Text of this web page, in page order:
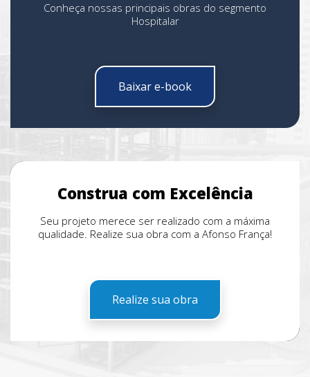
Conheça nossas principais obras do segmento
Hospitalar
Baixar e-book
Construa com Excelência
Seu projeto merece ser realizado com a máxima
qualidade. Realize sua obra com a Afonso França!
Realize sua obra